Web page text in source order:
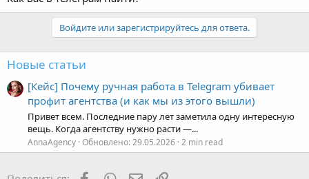
Войдите или зарегистрируйтесь для ответа.
[Кейс] Почему ручная работа в Telegram убивает
профит агентства (и как мы из этого вышли)
Привет всем. Последние пару лет заметила одну интересную
вещь. Когда агентству нужно расти —...
AnnaAgency Обновлено:29.05.2026